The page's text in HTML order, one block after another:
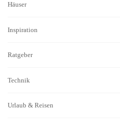
Häuser
Inspiration
Ratgeber
Technik
Urlaub & Reisen